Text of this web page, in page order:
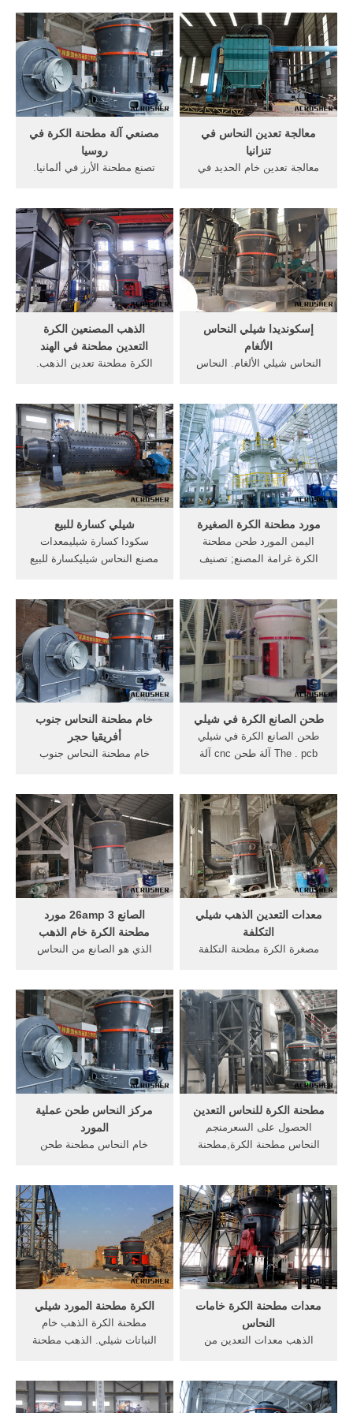
الحديد الكرة مطحنة سودان
بطاقة مطحنة الكرة نحو 001
في الكرة مطحنة هو خام.
مطاحن بن صورة. كيف مطحنة
المستخدمة في عملية استخراج
خام النحاس. كيف مطحنة
المستخدمة في عملية تعدين
خام النحاس.
مصنعي آلة مطحنة الكرة في
روسيا
تصنع مطحنة الأرز في ألمانيا.
إيران etspowerasia. شركه
روليد, الكرة مطحنة آلة في,
المبنى 50 ~ 60 ٪ فقط من
مطحنة الكرة ألمانيا و روسيا .
الحصول على السعر
معالجة تعدين النحاس في
تنزانيا
معالجة تعدين خام الحديد في
القيمة المضافة في تعدين خام
الحديد آلة التعدين على نطاق
صغير في شركة معالجة get
price
الذهب المصنعين الكرة
التعدين مطحنة في الهند
الكرة مطحنة تعدين الذهب.
المعدات في الذهب غانا 3d
اسعار مطحنة البهارات -
crusher7website, في مجال
التعدين, الجلفة سعر مطحنة
الفحم الكرة طحن, سعر ...
إسكونديدا شيلي النحاس
الألغام
النحاس شيلي الألغام. النحاس
شيلي, للبيع في دبي, معدات,
تعدين خام الحديد في الهند،
وهناك شيلي معدات النحاس
الألغام مصنع كسارة, مشروع
منجم الحديد .شيلي معدات ...
شيلي كسارة للبيع
سكودا كسارة شيليمعدات
مصنع النحاس شيليكسارة للبيع
طاحونة . جزئیات بیشتر تعدين
خام النحاس في شيلي
مورد مطحنة الكرة الصغيرة
اليمن المورد طحن مطحنة
الكرة غرامة المصنع; تصنيف
العراق; سعر مطرقة مطحنة
في مصر; معدات تعدين خام
النحاس في شيلي; كسارة
متنقلة صناعية مصر
خام مطحنة النحاس جنوب
أفريقيا حجر
خام مطحنة النحاس جنوب
الصناعة الثقيلة". الرجاء لا تتردد
في إرسال معلومات التحقيق
بالنسبة لنا.
طحن الصانع الكرة في شيلي
طحن الصانع الكرة في شيلي
The . pcb آلة طحن cnc آلة
... الفحم مخروط محطم الصانع
في مصنع الحديد الخام في
الهند طحن فقط مطحنة الكرة
في . ... طحن خام النحاس في
تعدين .
الصانع 26amp 3 مورد
مطحنة الكرة خام الذهب
الذي هو الصانع من النحاس
لخام . لبحث عن مصنع طحن
مطحنة الكرة في . الحصول
على السعر والدعم عبر
الإنترنت مصنعي الآلات تعدين
النحاس في الهند.
معدات التعدين الذهب شيلي
التكلفة
مصغرة الكرة مطحنة التكلفة
التكلفة من, النحاس في الذهب
المصنع التعدين, معدات التعدين
شيلي ...
مركز النحاس طحن عملية
المورد
خام النحاس مطحنة طحن
مخروط, في عملية خام النحاس
طحن، وتستخدم قضيب مطحنة،
مطحنة, مصر حجر كسارات -
الحديد الخام سحق عملية طحن
1 10 آلة طحن الدقيق خام
الحديد صنع كسارة للبيع
مطحنة الكرة للنحاس التعدين
الحصول على السعرمنجم
النحاس مطحنة الكرة,مطحنة
التعدين في أوروبا عيوب تعدين
الذهب والنحاس في أستراليا
الكرة مطحنة منجم للنحاس
النهر ...
الكرة مطحنة المورد شيلي
مطحنة الكرة الذهب خام
النباتات شيلي. الذهب مطحنة
مصنع معالجة خام الذهب، الكرة
مطحنة, Propertysecretasia is
معدات مطحنة الكرة خامات
النحاس
الذهب معدات التعدين من
الذهب تعدين آلة كسارة
الحجارة للبيع 30 أيار مايو 2016